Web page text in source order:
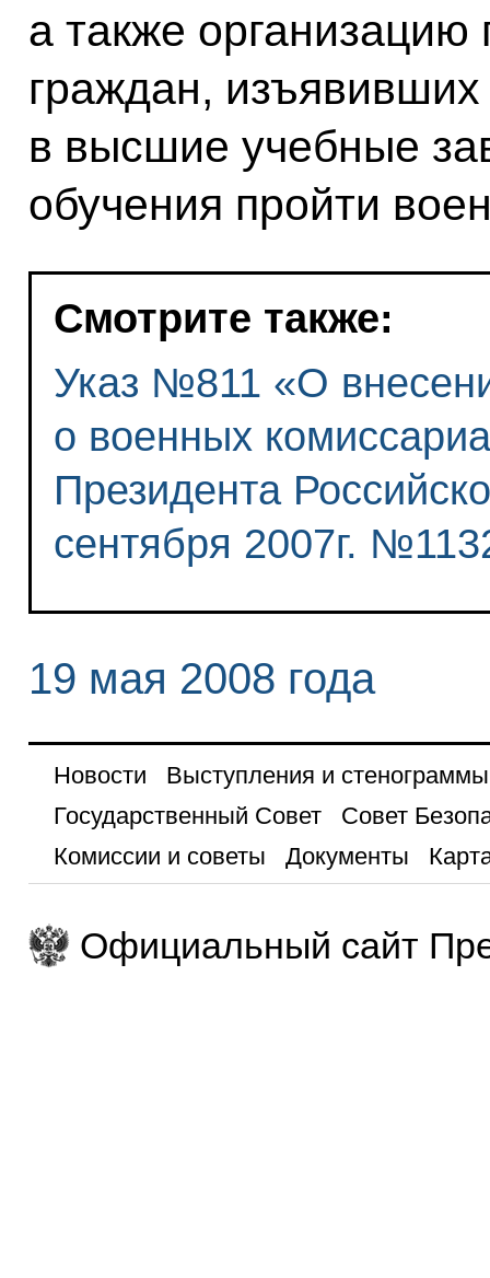
а также организацию
граждан,
в высшие учебные
обучения пройти
Смотрите также:
Указ №811 «О
о военных
Президента
сентября 2007г.
19 мая 2008 года
Новости
Выступления и стенограммы
Государственный Совет
Совет
Комиссии и советы
Документы
Официальный сайт